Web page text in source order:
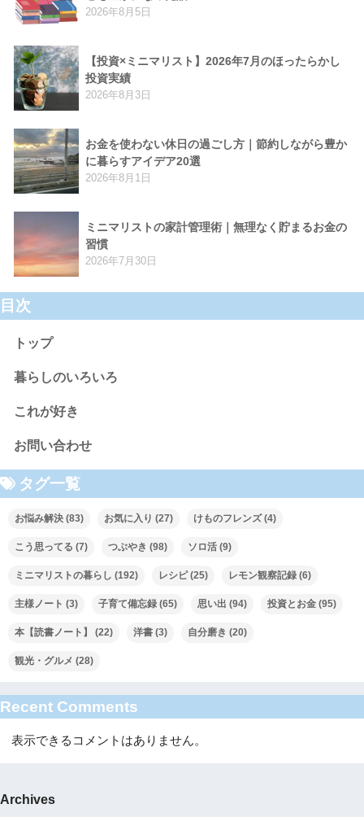
2026年8月5日
【投資×ミニマリスト】2026年7月のほったらかし
投資実績
2026年8月3日
お金を使わない休日の過ごし方｜節約しながら豊か
に暮らすアイデア20選
2026年8月1日
ミニマリストの家計管理術｜無理なく貯まるお金の
習慣
2026年7月30日
目次
トップ
暮らしのいろいろ
これが好き
お問い合わせ
タグ一覧
お悩み解決 (83) お気に入り (27) けものフレンズ(4)
こう思ってる (7) つぶやき (98) ソロ活 (9)
ミニマリストの暮らし (192) レシピ(25) レモン観察記録 (6)
主様ノート (3) 子育て備忘録 (65) 思い出 (94) 投資とお金 (95)
本【読書ノート】 (22) 洋書 (3) 自分磨き (20)
観光・グルメ (28)
Recent Comments
表示できるコメントはありません。
Archives